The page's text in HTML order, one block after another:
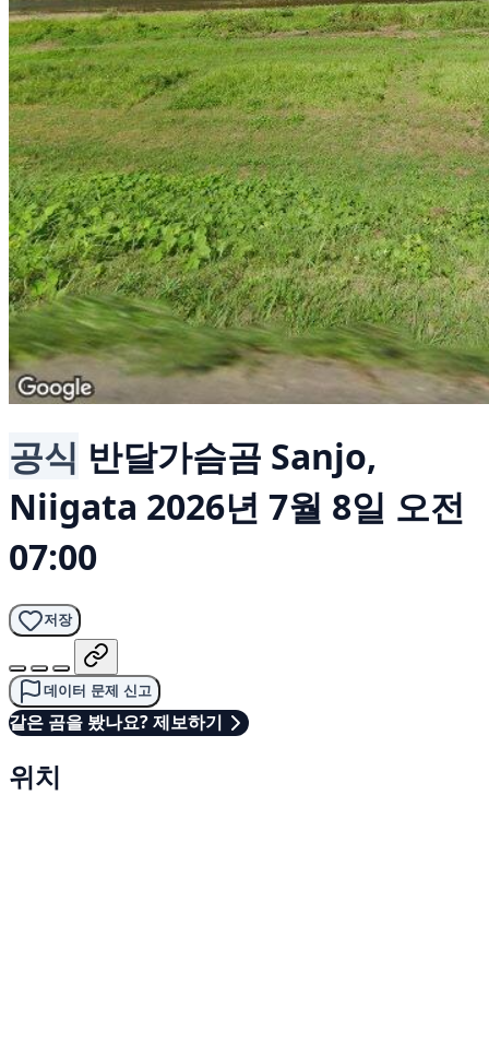
공식 반달가슴곰 Sanjo,
Niigata 2026년 7월 8일 오전
07:00
저장
데이터 문제 신고
같은 곰을 봤나요? 제보하기
위치